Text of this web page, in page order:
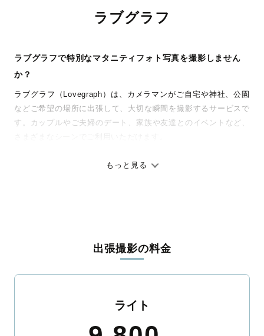
ラブグラフ
ラブグラフで特別なマタニティフォト写真を撮影しません
か？
ラブグラフ（Lovegraph）は、カメラマンがご自宅や神社、公園
などご希望の場所に出張して、大切な瞬間を撮影するサービスで
す。カップルやご夫婦のデート、家族や友達とのイベントなど、
ありのままの空気感を大切に、何十年経っても見返したくなるよ
ィを身につけたプロのカメラマンが全国47都道府県に在籍してい
ます。創業10年のノウハウを活かし、思い出に残る素敵な撮影体
験をお届けします。
整。自然な雰囲気を残しつつも、おしゃれで洗練された仕上がり
もっと見る
出張撮影の料金
ライト